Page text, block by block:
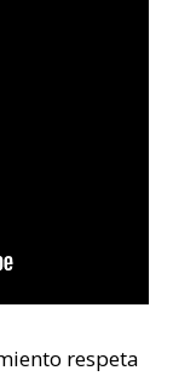
respeta